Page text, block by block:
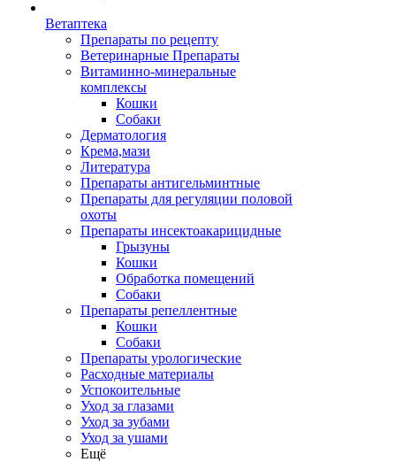
Ветаптека
Препараты по рецепту
Ветеринарные Препараты
Витаминно-минеральные
комплексы
Кошки
Собаки
Дерматология
Крема,мази
Литература
Препараты антигельминтные
Препараты для регуляции половой
охоты
Препараты инсектоакарицидные
Грызуны
Кошки
Обработка помещений
Собаки
Препараты репеллентные
Кошки
Собаки
Препараты урологические
Расходные материалы
Успокоительные
Уход за глазами
Уход за зубами
Уход за ушами
Ещё